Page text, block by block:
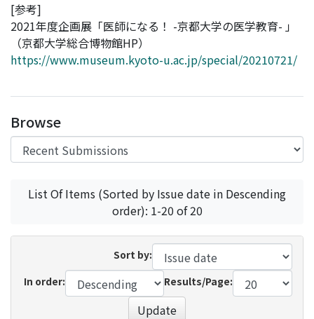
[参考]
2021年度企画展「医師になる！ -京都大学の医学教育- 」
（京都大学総合博物館HP）
https://www.museum.kyoto-u.ac.jp/special/20210721/
Browse
List Of Items (Sorted by Issue date in Descending
order): 1-20 of 20
Sort by:
In order:
Results/Page:
Update